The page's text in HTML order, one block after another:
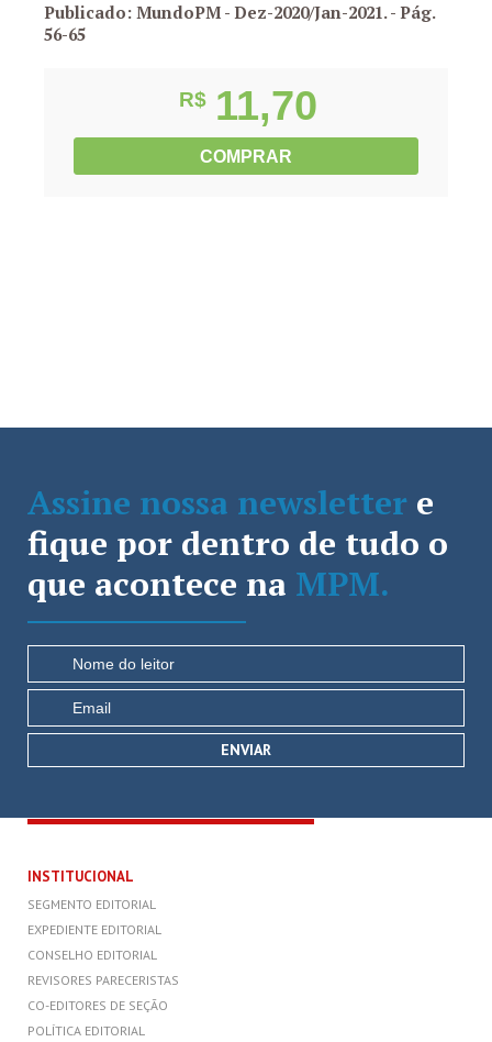
Publicado: MundoPM - Dez-2020/Jan-2021.- Pág.
56-65
R$ 11,70
COMPRAR
Assine nossa newsletter e
fique por dentro de tudo o
que acontece na MPM.
INSTITUCIONAL
SEGMENTO EDITORIAL
EXPEDIENTE EDITORIAL
CONSELHO EDITORIAL
REVISORES PARECERISTAS
CO-EDITORES DE SEÇÃO
POLÍTICA EDITORIAL